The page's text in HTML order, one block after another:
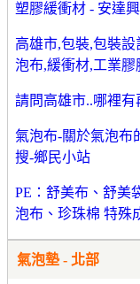
塑膠緩衝材 - 安達
高雄市,包裝,包裝
泡布,緩衝材,工業膠
請問高雄市..哪裡有
氣泡布-關於氣泡布
搜-鄉民小站
PE：舒美布、舒美
泡布、珍珠棉 特殊
氣泡墊 - 北部